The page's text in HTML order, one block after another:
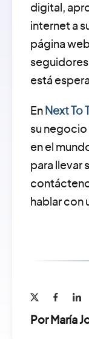
digital,
internet a
página
seguidores
está
En Next To
su negocio
en el
para llevar
hablar con
Por María